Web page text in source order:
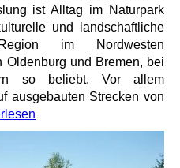
ist Alltag im Naturpark
und landschaftliche
im Nordwesten
Oldenburg und Bremen, bei
so beliebt. Vor allem
ausgebauten Strecken von